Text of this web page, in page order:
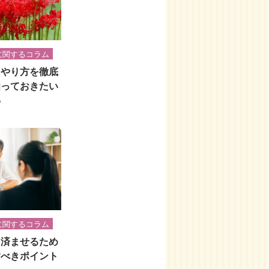
するコラム
り方を徹底
ておきたい
するコラム
ませるため
きポイント